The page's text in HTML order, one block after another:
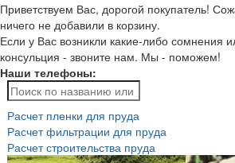
Приветствуем Вас, дорогой покупатель!
ничего не добавили в корзину.
Если у Вас возникли какие-либо сомнения
консульция - звоните нам. Мы - поможем!
Наши телефоны:
Расчет пленки для пруда
Расчет фильтрации для пруда
Расчет строительства пруда